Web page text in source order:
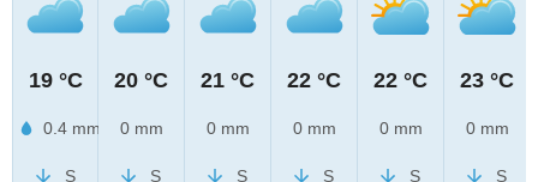
19 °C
0.4 mm
S
20 °C
0 mm
S
21 °C
0 mm
S
22 °C
0 mm
S
22 °C
0 mm
S
23 °C
0 mm
S